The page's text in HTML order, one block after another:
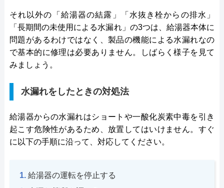
それ以外の「給湯器の結露」「水抜き栓からの排水」
「長期間の未使用による水漏れ」の3つは、給湯器本体に
問題があるわけではなく、製品の機能による水漏れなの
で基本的に修理は必要ありません。しばらく様子を見て
みましょう。
水漏れをしたときの対処法
給湯器からの水漏れはショートや一酸化炭素中毒を引き
起こす危険性があるため、放置してはいけません。すぐ
に以下の手順に沿って、対応してください。
給湯器の運転を停止する